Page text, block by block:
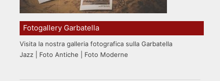
Fotogallery Garbatella
Visita la nostra galleria fotografica sulla Garbatella
Jazz | Foto Antiche | Foto Moderne